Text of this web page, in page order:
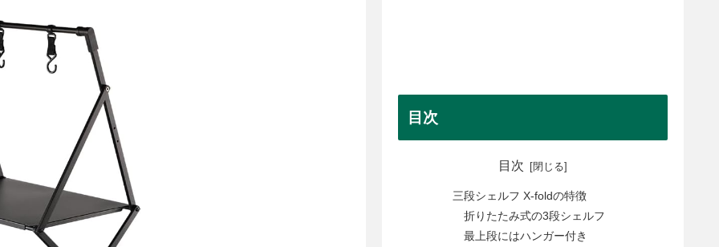
目次
目次
三段シェルフ X-foldの特徴
折りたたみ式の3段シェルフ
最上段にはハンガー付き